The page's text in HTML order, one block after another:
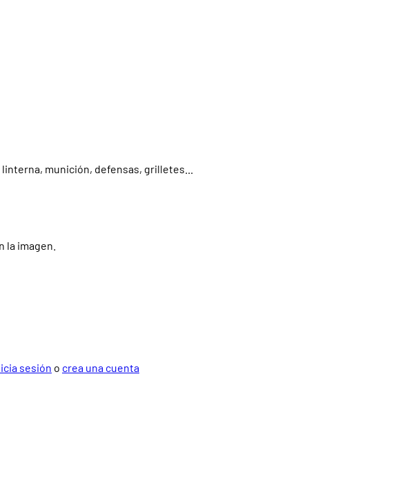
munición, defensas, grilletes...
la imagen.
sesión o crea una cuenta